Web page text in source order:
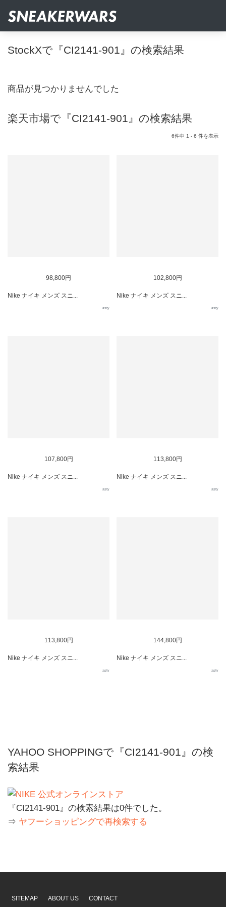
StockXで『CI2141-901』の検索結果
商品が見つかりませんでした
楽天市場で『CI2141-901』の検索結果
6件中 1 - 6 件を表示
98,800円
Nike ナイキ メンズ スニ...
asty
102,800円
Nike ナイキ メンズ スニ...
asty
107,800円
Nike ナイキ メンズ スニ...
asty
113,800円
Nike ナイキ メンズ スニ...
asty
113,800円
Nike ナイキ メンズ スニ...
asty
144,800円
Nike ナイキ メンズ スニ...
asty
YAHOO SHOPPINGで『CI2141-901』の検
索結果
『CI2141-901』の検索結果は0件でした。
⇒ ヤフーショッピングで再検索する
SITEMAP ABOUT US CONTACT